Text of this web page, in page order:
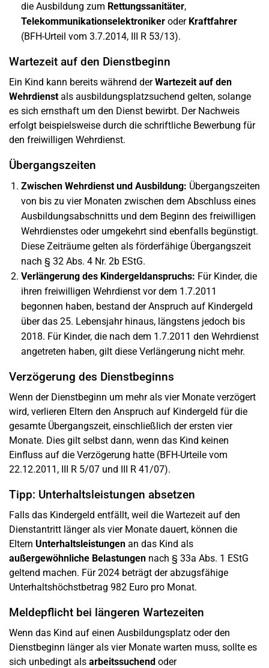
die Ausbildung zum Rettungssanitäter,
Telekommunikationselektroniker oder Kraftfahrer
(BFH-Urteil vom 3.7.2014, III R 53/13).
Wartezeit auf den Dienstbeginn
Ein Kind kann bereits während derWartezeit auf den
Wehrdienstals ausbildungsplatzsuchend gelten, solange
es sich ernsthaft um den Dienst bewirbt. Der Nachweis
erfolgt beispielsweise durch die schriftliche Bewerbung für
den freiwilligen Wehrdienst.
Übergangszeiten
Zwischen Wehrdienst und Ausbildung: Übergangszeiten
von bis zu vier Monaten zwischen dem Abschluss eines
Ausbildungsabschnitts und dem Beginn des freiwilligen
Wehrdienstes oder umgekehrt sind ebenfalls begünstigt.
Diese Zeiträume gelten als förderfähige Übergangszeit
nach § 32 Abs. 4 Nr. 2b EStG.
Verlängerung des Kindergeldanspruchs: Für Kinder, die
ihren freiwilligen Wehrdienst vor dem 1.7.2011
begonnen haben, bestand der Anspruch auf Kindergeld
über das 25. Lebensjahr hinaus, längstens jedoch bis
2018. Für Kinder, die nach dem 1.7.2011 den Wehrdienst
angetreten haben, gilt diese Verlängerung nicht mehr.
Verzögerung des Dienstbeginns
Wenn der Dienstbeginn um mehr als vier Monate verzögert
wird, verlieren Eltern den Anspruch auf Kindergeld für die
gesamte Übergangszeit, einschließlich der ersten vier
Monate. Dies gilt selbst dann, wenn das Kind keinen
Einfluss auf die Verzögerung hatte (BFH-Urteile vom
22.12.2011, III R 5/07 und III R 41/07).
Tipp: Unterhaltsleistungen absetzen
Falls das Kindergeld entfällt, weil die Wartezeit auf den
Dienstantritt länger als vier Monate dauert, können die
Eltern Unterhaltsleistungen an das Kind als
außergewöhnliche Belastungen nach § 33a Abs. 1 EStG
geltend machen. Für 2024 beträgt der abzugsfähige
Unterhaltshöchstbetrag 982 Euro pro Monat.
Meldepflicht bei längeren Wartezeiten
Wenn das Kind auf einen Ausbildungsplatz oder den
Dienstbeginn länger als vier Monate warten muss, sollte es
sich unbedingt als arbeitssuchend oder